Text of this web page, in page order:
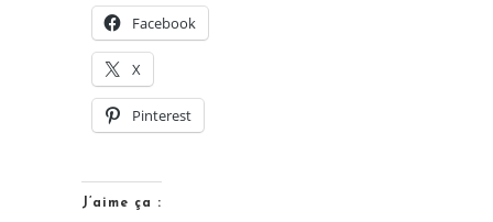
Facebook
X
Pinterest
J’aime ça :